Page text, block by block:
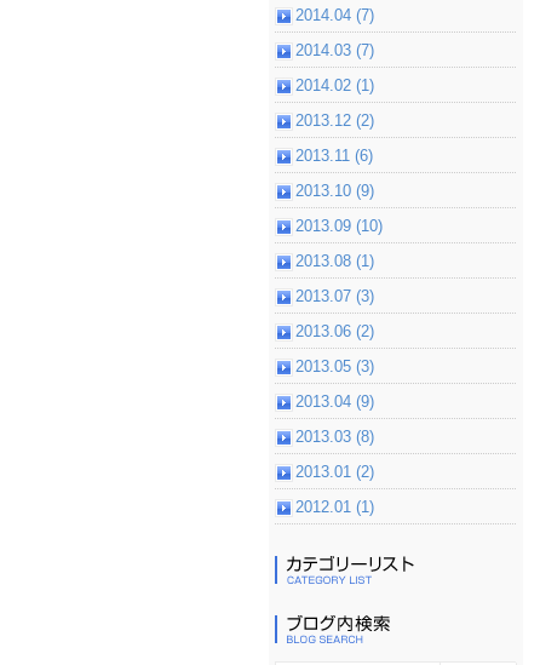
2014.04 (7)
2014.03 (7)
2014.02 (1)
2013.12 (2)
2013.11 (6)
2013.10 (9)
2013.09 (10)
2013.08 (1)
2013.07 (3)
2013.06 (2)
2013.05 (3)
2013.04 (9)
2013.03 (8)
2013.01 (2)
2012.01 (1)